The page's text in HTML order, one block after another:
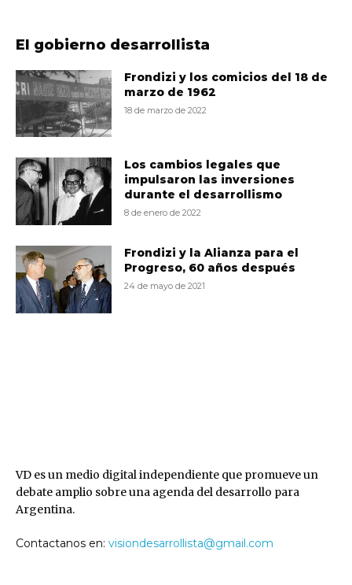
El gobierno desarrollista
Frondizi y los comicios del 18 de
marzo de 1962
18 de marzo de 2022
Los cambios legales que
impulsaron las inversiones
durante el desarrollismo
8 de enero de 2022
Frondizi y la Alianza para el
Progreso, 60 años después
24 de mayo de 2021
VD es un medio digital independiente que promueve un
debate amplio sobre una agenda del desarrollo para
Argentina.
Contactanos en: visiondesarrollista@gmail.com